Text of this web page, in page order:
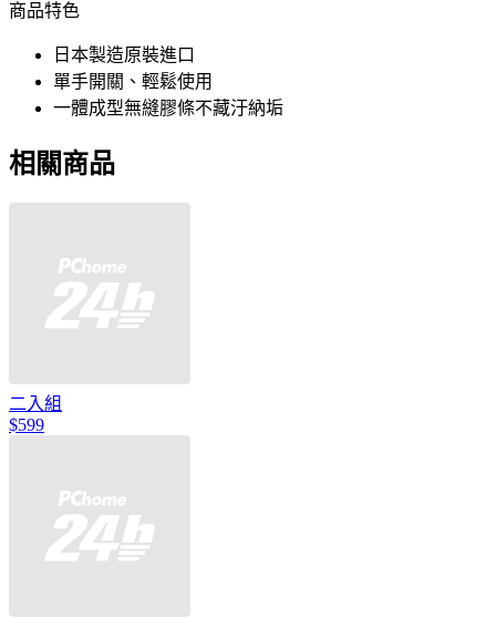
商品特色
日本製造原裝進口
單手開關、輕鬆使用
一體成型無縫膠條不藏汙納垢
相關商品
二入組
$599